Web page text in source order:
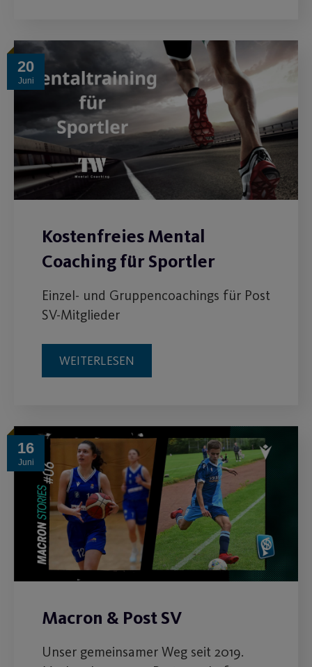
20
Juni
Kostenfreies Mental
Coaching für Sportler
Einzel- und Gruppencoachings für Post
SV-Mitglieder
WEITERLESEN
16
Juni
Macron & Post SV
Unser gemeinsamer Weg seit 2019.